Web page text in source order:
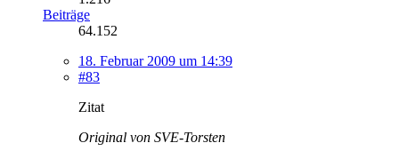
Beiträge
64.152
18. Februar 2009 um 14:39
#83
Zitat
Original von SVE-Torsten